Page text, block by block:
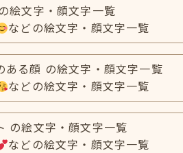
絵文字・顔文字一覧
などの絵文字・顔文字一覧
ある顔 の絵文字・顔文字一覧
などの絵文字・顔文字一覧
の絵文字・顔文字一覧
などの絵文字・顔文字一覧